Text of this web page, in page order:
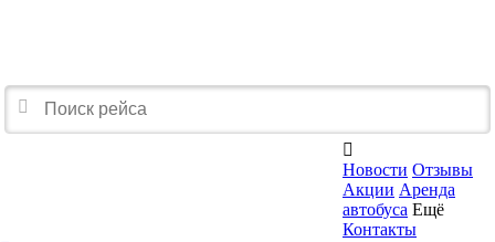

Новости Отзывы
Акции Аренда
автобуса Ещё
Контакты